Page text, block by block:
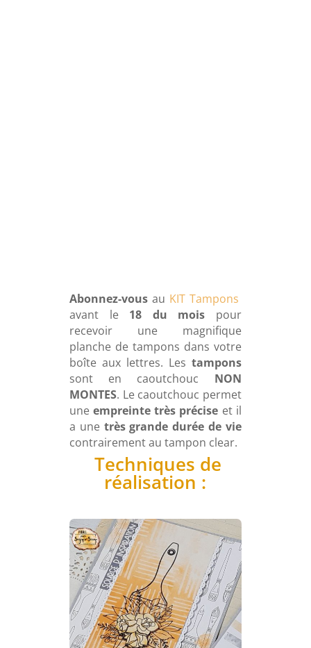
Abonnez-vousau KIT Tampons
avant le 18 du mois pour
recevoir une magnifique
planche de tampons dans votre
boîte aux lettres. Les tampons
sont en caoutchouc NON
MONTES. Le caoutchouc permet
uneempreinte très précise et il
a une très grande durée de vie
contrairement au tampon clear.
Techniques de
réalisation :